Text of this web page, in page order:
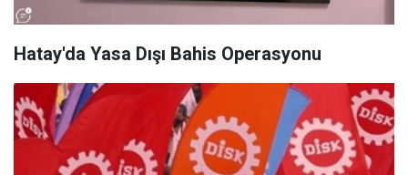
Hatay'da Yasa Dışı Bahis Operasyonu